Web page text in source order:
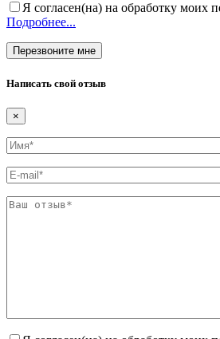
Я согласен(на) на обработку моих
Подробнее...
Написать свой отзыв
×